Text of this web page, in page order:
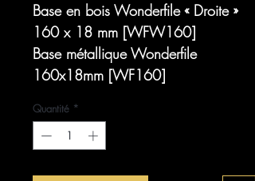
Base en bois Wonderfile « Droite »
160 x 18 mm [WFW160]
Base métallique Wonderfile
160x18mm [WF160]
Quantité *